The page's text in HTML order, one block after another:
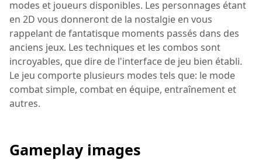
modes et joueurs disponibles. Les personnages étant
en 2D vous donneront de la nostalgie en vous
rappelant de fantatisque moments passés dans des
anciens jeux. Les techniques et les combos sont
incroyables, que dire de l'interface de jeu bien établi.
Le jeu comporte plusieurs modes tels que: le mode
combat simple, combat en équipe, entraînement et
autres.
Gameplay images